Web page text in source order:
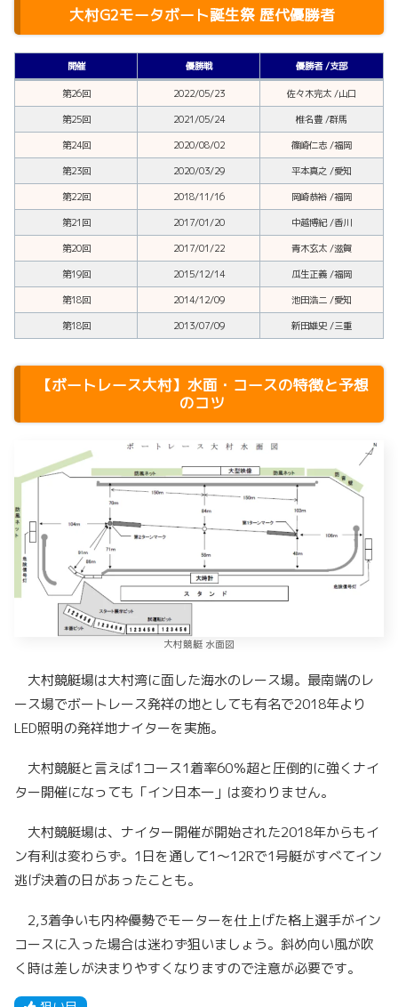
大村G2モータボート誕生祭 歴代優勝者
開催 優勝戦 優勝者 /支部
第26回 2022/05/23 佐々木完太 /山口
第25回 2021/05/24 椎名豊 /群馬
第24回 2020/08/02 篠崎仁志 /福岡
第23回 2020/03/29 平本真之 /愛知
第22回 2018/11/16 岡崎恭裕 /福岡
第21回 2017/01/20 中越博紀 /香川
第20回 2017/01/22 青木玄太 /滋賀
第19回 2015/12/14 瓜生正義 /福岡
第18回 2014/12/09 池田浩二 /愛知
第18回 2013/07/09 新田雄史 /三重
【ボートレース大村】水面・コースの特徴と予想
のコツ
大村競艇 水面図
大村競艇場は大村湾に面した海水のレース場。最南端のレ
ース場でボートレース発祥の地としても有名で2018年より
LED照明の発祥地ナイターを実施。
大村競艇と言えば1コース1着率60％超と圧倒的に強くナイ
ター開催になっても「イン日本一」は変わりません。
大村競艇場は、ナイター開催が開始された2018年からもイ
ン有利は変わらず。1日を通して1～12Rで1号艇がすべてイン
逃げ決着の日があったことも。
2,3着争いも内枠優勢でモーターを仕上げた格上選手がイン
コースに入った場合は迷わず狙いましょう。斜め向い風が吹
く時は差しが決まりやすくなりますので注意が必要です。